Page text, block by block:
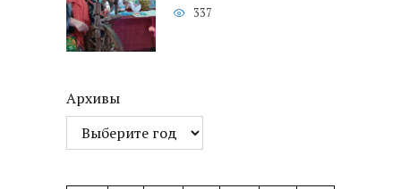
337
Архивы